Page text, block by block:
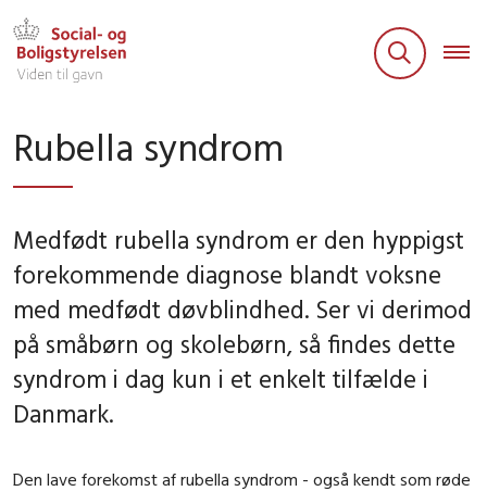
Rubella syndrom
Medfødt rubella syndrom er den hyppigst
forekommende diagnose blandt voksne
med medfødt døvblindhed. Ser vi derimod
på småbørn og skolebørn, så findes dette
syndrom i dag kun i et enkelt tilfælde i
Danmark.
Den lave forekomst af rubella syndrom - også kendt som røde